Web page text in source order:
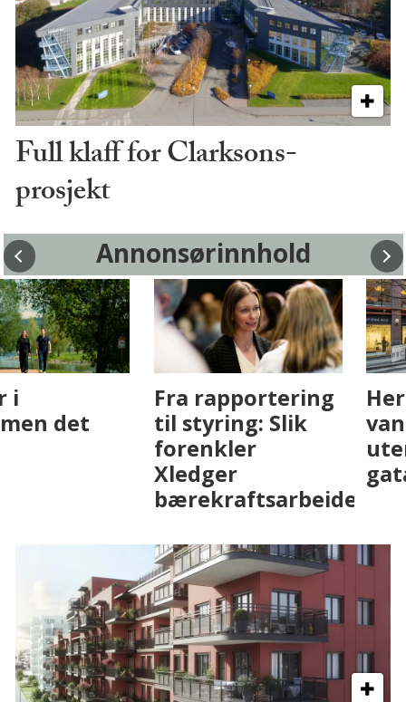
Full klaff for Clarksons-
prosjekt
Annonsørinnhold
Fenistra endrer
eiendomsbransjen
med AI. Slik ser vi
Det er i
Drammen det
skjer